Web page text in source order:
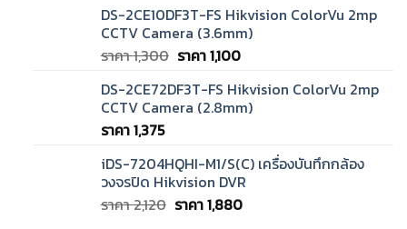
DS-2CE10DF3T-FS Hikvision ColorVu 2mp
CCTV Camera (3.6mm)
ราคา1,300 Original
was:
ราคา
ราคา1,100Current
is:
ราคา
DS-2CE72DF3T-FS Hikvision ColorVu 2mp
CCTV Camera (2.8mm)
ราคา1,375
iDS-7204HQHI-M1/S(C) เครื่องบันทึกกล้อง
วงจรปิด Hikvision DVR
ราคา2,120 Original
ราคา1,880Current